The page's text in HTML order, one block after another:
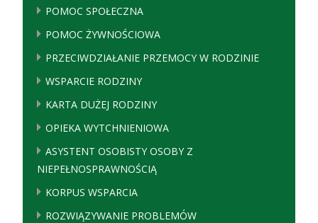
POMOC SPOŁECZNA
POMOC ŻYWNOŚCIOWA
PRZECIWDZIAŁANIE PRZEMOCY W RODZINIE
WSPARCIE RODZINY
KARTA DUŻEJ RODZINY
OPIEKA WYTCHNIENIOWA
ASYSTENT OSOBISTY OSOBY Z
NIEPEŁNOSPRAWNOŚCIĄ
KORPUS WSPARCIA
ROZWIĄZYWANIE PROBLEMÓW